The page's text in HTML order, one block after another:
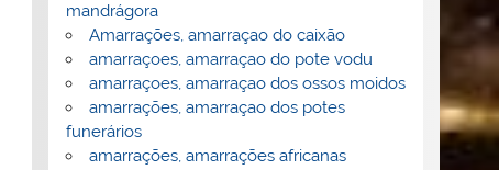
mandrágora
Amarrações, amarraçao do caixão
amarraçoes, amarraçao do pote vodu
amarraçoes, amarraçao dos ossos moidos
amarrações, amarraçao dos potes
funerários
amarrações, amarrações africanas